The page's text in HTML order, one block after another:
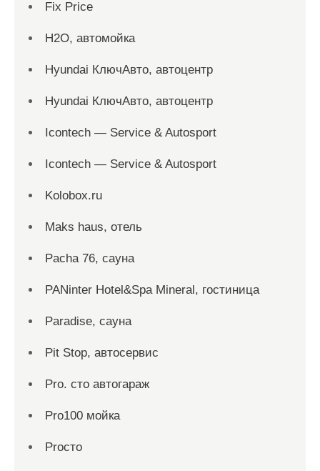
Fix Price
H2O, автомойка
Hyundai КлючАвто, автоцентр
Hyundai КлючАвто, автоцентр
Icontech — Service & Autosport
Icontech — Service & Autosport
Kolobox.ru
Maks haus, отель
Pacha 76, сауна
PANinter Hotel&Spa Mineral, гостиница
Paradise, сауна
Pit Stop, автосервис
Pro. cтo автогараж
Pro100 мойка
Proсто